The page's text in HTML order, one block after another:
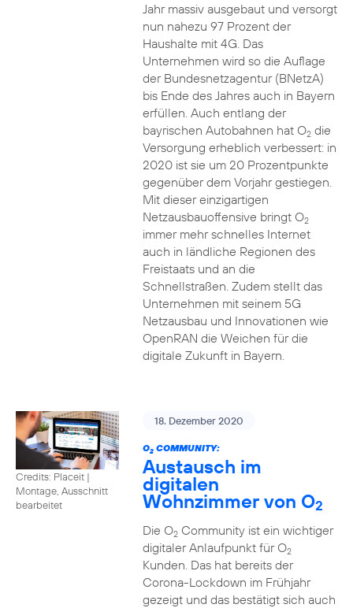
Jahr massiv ausgebaut und versorgt
nun nahezu 97 Prozent der
Haushalte mit 4G. Das
Unternehmen wird so die Auflage
der Bundesnetzagentur (BNetzA)
bis Ende des Jahres auch in Bayern
erfüllen. Auch entlang der
bayrischen Autobahnen hat O2die
Versorgung erheblich verbessert: in
2020 ist sie um 20 Prozentpunkte
gegenüber dem Vorjahr gestiegen.
Mit dieser einzigartigen
Netzausbauoffensive bringt O2
immer mehr schnelles Internet
auch in ländliche Regionen des
Freistaats und an die
Schnellstraßen. Zudem stellt das
Unternehmen mit seinem 5G
Netzausbau und Innovationen wie
OpenRAN die Weichen für die
digitale Zukunft in Bayern.
Credits: Placeit |
Montage, Ausschnitt
bearbeitet
18. Dezember 2020
O2COMMUNITY:
Austausch im
digitalen
Wohnzimmer von O2
Die O2Community ist ein wichtiger
digitaler Anlaufpunkt für O2
Kunden. Das hat bereits der
Corona-Lockdown im Frühjahr
gezeigt und das bestätigt sich auch